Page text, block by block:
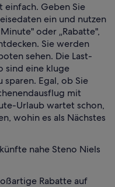
einfach. Geben Sie
ein und nutzen
oder „Rabatte",
Sie werden
sehen. Die Last-
sind eine kluge
Egal, ob Sie
mit
Urlaub wartet schon,
wohin es als Nächstes
nahe Steno Niels
Rabatte auf